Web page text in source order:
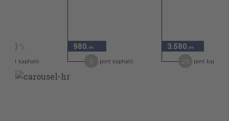
50
pont kapható
980 ,-Ft
pont kapható
3.580 ,-Ft
pont kapható